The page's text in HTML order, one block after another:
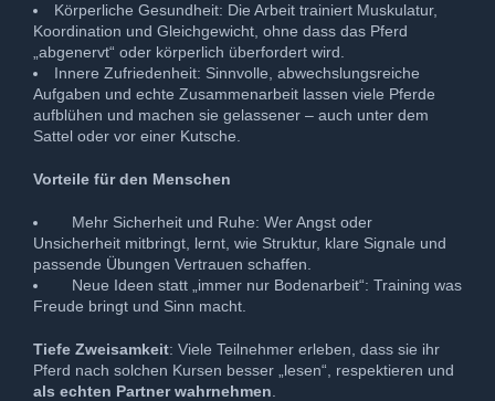
Körperliche Gesundheit: Die Arbeit trainiert Muskulatur,
Koordination und Gleichgewicht, ohne dass das Pferd
„abgenervt“ oder körperlich überfordert wird.
Innere Zufriedenheit: Sinnvolle, abwechslungsreiche
Aufgaben und echte Zusammenarbeit lassen viele Pferde
aufblühen und machen sie gelassener – auch unter dem
Sattel oder vor einer Kutsche.
Vorteile für den Menschen
Mehr Sicherheit und Ruhe: Wer Angst oder
Unsicherheit mitbringt, lernt, wie Struktur, klare Signale und
passende Übungen Vertrauen schaffen.
Neue Ideen statt „immer nur Bodenarbeit“: Training was
Freude bringt und Sinn macht.
Tiefe Zweisamkeit: Viele Teilnehmer erleben, dass sie ihr
Pferd nach solchen Kursen besser „lesen“, respektieren und
als echten Partner wahrnehmen